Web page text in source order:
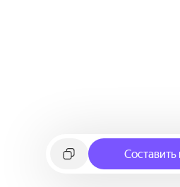
Составить